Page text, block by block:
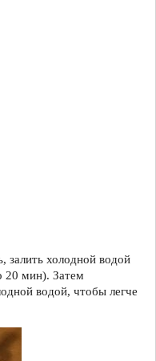
залить холодной водой
20 мин). Затем
водой, чтобы легче